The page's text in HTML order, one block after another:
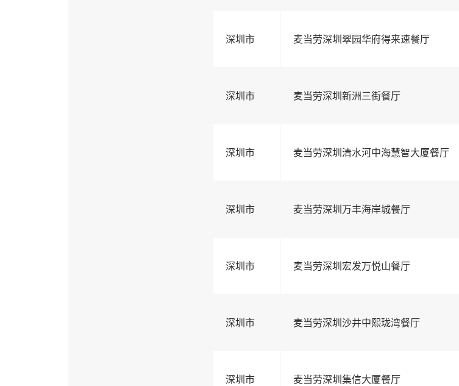
深圳市 麦当劳深圳翠园华府得来速餐厅
深圳市 麦当劳深圳新洲三街餐厅
深圳市 麦当劳深圳清水河中海慧智大厦餐厅
深圳市 麦当劳深圳万丰海岸城餐厅
深圳市 麦当劳深圳宏发万悦山餐厅
深圳市 麦当劳深圳沙井中熙珑湾餐厅
深圳市 麦当劳深圳集信大厦餐厅